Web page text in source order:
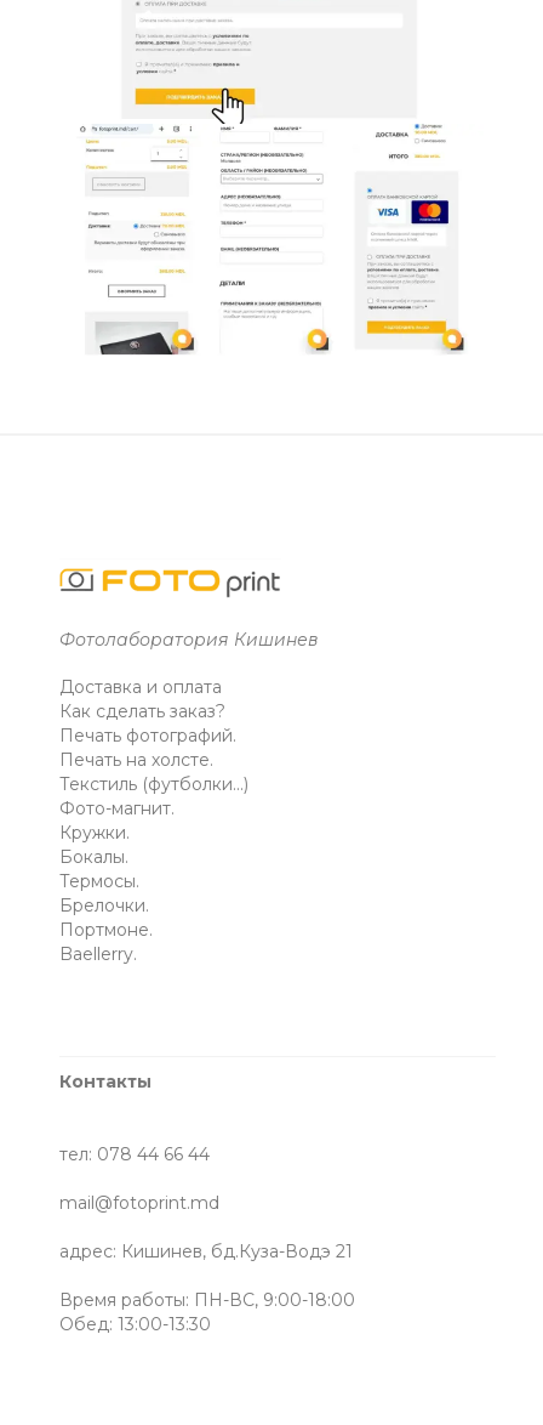
Фотолаборатория Кишинев
Доставка и оплата
Как сделать заказ?
Печать фотографий.
Печать на холсте.
Текстиль (футболки...)
Фото-магнит.
Кружки.
Бокалы.
Термосы.
Брелочки.
Портмоне.
Baellerry.
Контакты
тел: 078 44 66 44
mail@fotoprint.md
адрес: Кишинев, бд.Куза-Водэ 21
Время работы: ПН-ВС, 9:00-18:00
Обед: 13:00-13:30